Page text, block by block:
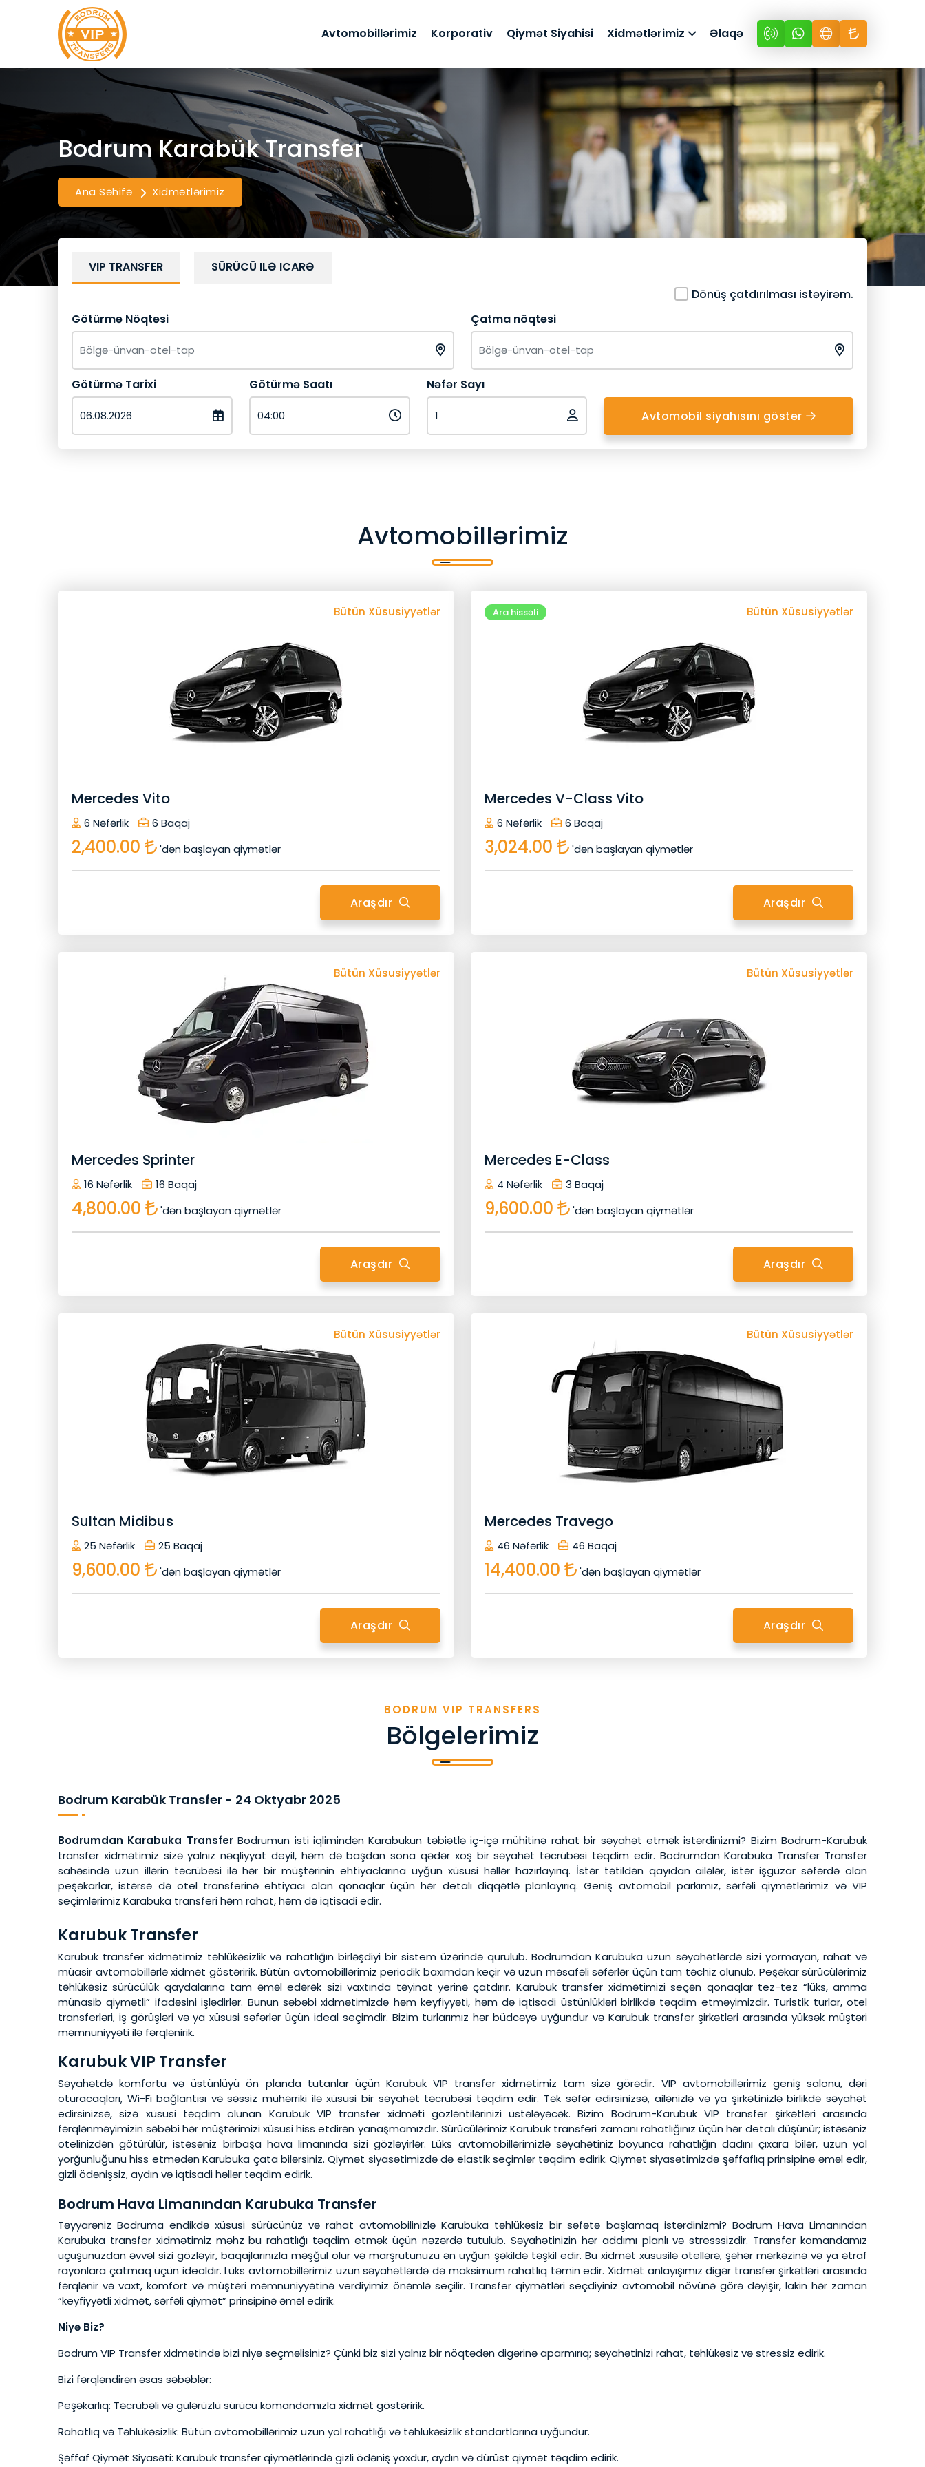
Avtomobillərimiz Korporativ Qiymət Siyahisi Xidmətlərimiz Əlaqə
Bodrum Karabük Transfer
Ana Səhifə Xidmətlərimiz
VIP TRANSFER
SÜRÜCÜ ILƏ ICARƏ
Dönüş çatdırılması istəyirəm.
Götürmə Nöqtəsi
Çatma nöqtəsi
Götürmə Tarixi Götürmə Saatı
Nəfər Sayı
Avtomobil siyahısını göstər
Avtomobillərimiz
Bütün Xüsusiyyətlər
Mercedes Vito
6 Nəfərlik 6 Baqaj
2,400.00 'dən başlayan qiymətlər
Araşdır
Avtomobilin Xüsusiyyətləri
24/7 Müştəri Xidmətləri
Bluetooth
Dezinfeksiya
Gizli Xərclər Yoxdur
Köçürmə Zəmanəti
Peşəkar Sürücü
Pulsuz Sərnişin Siğortasi
Qapıdan Qapıya
Rahatliq
Signage Xoş Gəlmisiniz
Sizin Xüsusi Avtomobiliniz
Xüsusi Xidmət
İrəlilə
Bütün Xüsusiyyətlər
Ara hissəli
Mercedes V-Class Vito
6 Nəfərlik 6 Baqaj
3,024.00 'dən başlayan qiymətlər
Araşdır
Geri Qayıt
Avtomobilin Xüsusiyyətləri
24/7 Müştəri Xidmətləri
Bluetooth
Dezinfeksiya
Gizli Xərclər Yoxdur
Köçürmə Zəmanəti
Mit Trennwand
Pulsuz Netflix
Pulsuz Sərnişin Siğortasi
Rahatliq
Signage Xoş Gəlmisiniz
Soyuq İçki
Uçuş İzləyicisi
İrəlilə
Bütün Xüsusiyyətlər
Mercedes Sprinter
16 Nəfərlik 16 Baqaj
4,800.00 'dən başlayan qiymətlər
Araşdır
Avtomobilin Xüsusiyyətləri
16 Baqaj
24/7 Müştəri Xidmətləri
Bluetooth
Dezinfeksiya
Gizli Xərclər Yoxdur
Köçürmə Zəmanəti
Peşəkar Sürücü
Pulsuz Sərnişin Siğortasi
Qapıdan Qapıya
Signage Xoş Gəlmisiniz
Sizin Xüsusi Avtomobiliniz
Xüsusi Xidmət
İrəlilə
Bütün Xüsusiyyətlər
Mercedes E-Class
4 Nəfərlik 3 Baqaj
9,600.00 'dən başlayan qiymətlər
Araşdır
Avtomobilin Xüsusiyyətləri
24/7 Müştəri Xidmətləri
Bluetooth
Gizli Xərclər Yoxdur
Köçürmə Zəmanəti
Peşəkar Sürücü
Pulsuz Sərnişin Siğortasi
Qapıdan Qapıya
Signage Xoş Gəlmisiniz
Sizin Xüsusi Avtomobiliniz
Wifi
Xüsusi Xidmət
İrəlilə
Bütün Xüsusiyyətlər
Sultan Midibus
25 Nəfərlik 25 Baqaj
9,600.00 'dən başlayan qiymətlər
Araşdır
Avtomobilin Xüsusiyyətləri
25 Baqaj
24/7 Müştəri Xidmətləri
Bluetooth
Dezinfeksiya
Gizli Xərclər Yoxdur
Köçürmə Zəmanəti
Peşəkar Sürücü
Pulsuz Sərnişin Siğortasi
Qapıdan Qapıya
Signage Xoş Gəlmisiniz
Sizin Xüsusi Avtomobiliniz
Wifi
İrəlilə
Bütün Xüsusiyyətlər
Mercedes Travego
46 Nəfərlik 46 Baqaj
14,400.00 'dən başlayan qiymətlər
Araşdır
Avtomobilin Xüsusiyyətləri
46 Baqaj
Dezinfeksiya
Gizli Xərclər Yoxdur
Köçürmə Zəmanəti
Peşəkar Sürücü
Pulsuz Sərnişin Siğortasi
Qapıdan Qapıya
Signage Xoş Gəlmisiniz
Sizin Xüsusi Avtomobiliniz
Uçuş İzləyicisi
Wifi
Xüsusi Xidmət
BODRUM VIP TRANSFERS
Bölgelerimiz
Bodrum Karabük Transfer - 24 Oktyabr 2025
Bodrumdan Karabuka TransferBodrumun isti iqlimindən Karabukun təbiətlə iç-içə mühitinə rahat bir səyahət etmək istərdinizmi? Bizim Bodrum-Karubuk
transfer xidmətimiz sizə yalnız nəqliyyat deyil, həm də başdan sona qədər xoş bir səyahət təcrübəsi təqdim edir. Bodrumdan Karabuka Transfer Transfer
sahəsində uzun illərin təcrübəsi ilə hər bir müştərinin ehtiyaclarına uyğun xüsusi həllər hazırlayırıq. İstər tətildən qayıdan ailələr, istər işgüzar səfərdə olan
peşəkarlar, istərsə də otel transferinə ehtiyacı olan qonaqlar üçün hər detalı diqqətlə planlayırıq. Geniş avtomobil parkımız, sərfəli qiymətlərimiz və VIP
seçimlərimiz Karabuka transferi həm rahat, həm də iqtisadi edir.
Karubuk Transfer
Karubuk transfer xidmətimiz təhlükəsizlik və rahatlığın birləşdiyi bir sistem üzərində qurulub. Bodrumdan Karubuka uzun səyahətlərdə sizi yormayan, rahat və
müasir avtomobillərlə xidmət göstəririk. Bütün avtomobillərimiz periodik baxımdan keçir və uzun məsafəli səfərlər üçün tam təchiz olunub. Peşəkar sürücülərimiz
təhlükəsiz sürücülük qaydalarına tam əməl edərək sizi vaxtında təyinat yerinə çatdırır. Karubuk transfer xidmətimizi seçən qonaqlar tez-tez “lüks, amma
münasib qiymətli” ifadəsini işlədirlər. Bunun səbəbi xidmətimizdə həm keyfiyyəti, həm də iqtisadi üstünlükləri birlikdə təqdim etməyimizdir. Turistik turlar, otel
transferləri, iş görüşləri və ya xüsusi səfərlər üçün ideal seçimdir. Bizim turlarımız hər büdcəyə uyğundur və Karubuk transfer şirkətləri arasında yüksək müştəri
məmnuniyyəti ilə fərqlənirik.
Karubuk VIP Transfer
Səyahətdə komfortu və üstünlüyü ön planda tutanlar üçün Karubuk VIP transfer xidmətimiz tam sizə görədir. VIP avtomobillərimiz geniş salonu, dəri
oturacaqları, Wi-Fi bağlantısı və səssiz mühərriki ilə xüsusi bir səyahət təcrübəsi təqdim edir. Tək səfər edirsinizsə, ailənizlə və ya şirkətinizlə birlikdə səyahət
edirsinizsə, sizə xüsusi təqdim olunan Karubuk VIP transfer xidməti gözləntilərinizi üstələyəcək. Bizim Bodrum-Karubuk VIP transfer şirkətləri arasında
fərqlənməyimizin səbəbi hər müştərimizi xüsusi hiss etdirən yanaşmamızdır. Sürücülərimiz Karubuk transferi zamanı rahatlığınız üçün hər detalı düşünür; istəsəniz
otelinizdən götürülür, istəsəniz birbaşa hava limanında sizi gözləyirlər. Lüks avtomobillərimizlə səyahətiniz boyunca rahatlığın dadını çıxara bilər, uzun yol
yorğunluğunu hiss etmədən Karubuka çata bilərsiniz. Qiymət siyasətimizdə də elastik seçimlər təqdim edirik. Qiymət siyasətimizdə şəffaflıq prinsipinə əməl edir,
gizli ödənişsiz, aydın və iqtisadi həllər təqdim edirik.
Bodrum Hava Limanından Karubuka Transfer
Təyyarəniz Bodruma endikdə xüsusi sürücünüz və rahat avtomobilinizlə Karubuka təhlükəsiz bir səfətə başlamaq istərdinizmi? Bodrum Hava Limanından
Karubuka transfer xidmətimiz məhz bu rahatlığı təqdim etmək üçün nəzərdə tutulub. Səyahətinizin hər addımı planlı və stresssizdir. Transfer komandamız
uçuşunuzdan əvvəl sizi gözləyir, baqajlarınızla məşğul olur və marşrutunuzu ən uyğun şəkildə təşkil edir. Bu xidmət xüsusilə otellərə, şəhər mərkəzinə və ya ətraf
rayonlara çatmaq üçün idealdır. Lüks avtomobillərimiz uzun səyahətlərdə də maksimum rahatlıq təmin edir. Xidmət anlayışımız digər transfer şirkətləri arasında
fərqlənir və vaxt, komfort və müştəri məmnuniyyətinə verdiyimiz önəmlə seçilir. Transfer qiymətləri seçdiyiniz avtomobil növünə görə dəyişir, lakin hər zaman
“keyfiyyətli xidmət, sərfəli qiymət” prinsipinə əməl edirik.
Niyə Biz?
Bodrum VIP Transfer xidmətində bizi niyə seçməlisiniz? Çünki biz sizi yalnız bir nöqtədən digərinə aparmırıq; səyahətinizi rahat, təhlükəsiz və stressiz edirik.
Bizi fərqləndirən əsas səbəblər:
Peşəkarlıq: Təcrübəli və gülərüzlü sürücü komandamızla xidmət göstəririk.
Rahatlıq və Təhlükəsizlik: Bütün avtomobillərimiz uzun yol rahatlığı və təhlükəsizlik standartlarına uyğundur.
Şəffaf Qiymət Siyasəti: Karubuk transfer qiymətlərində gizli ödəniş yoxdur, aydın və dürüst qiymət təqdim edirik.